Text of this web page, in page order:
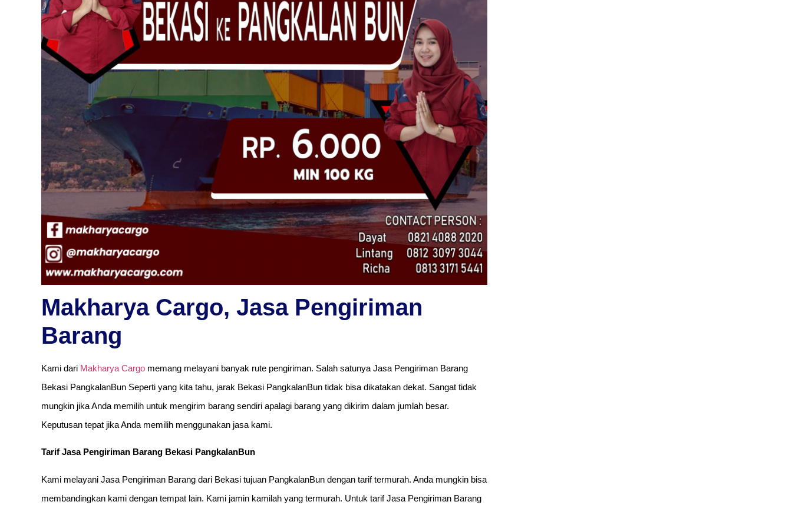
Makharya Cargo, Jasa Pengiriman
Barang
Kami dari Makharya Cargo memang melayani banyak rute pengiriman. Salah satunya Jasa Pengiriman Barang
Bekasi PangkalanBun Seperti yang kita tahu, jarak Bekasi PangkalanBun tidak bisa dikatakan dekat. Sangat tidak
mungkin jika Anda memilih untuk mengirim barang sendiri apalagi barang yang dikirim dalam jumlah besar.
Keputusan tepat jika Anda memilih menggunakan jasa kami.
Tarif Jasa Pengiriman Barang Bekasi PangkalanBun
Kami melayani Jasa Pengiriman Barang dari Bekasi tujuan PangkalanBun dengan tarif termurah. Anda mungkin bisa
membandingkan kami dengan tempat lain. Kami jamin kamilah yang termurah. Untuk tarif Jasa Pengiriman Barang